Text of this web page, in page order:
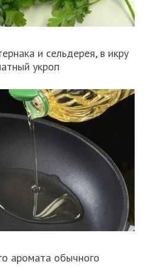
и сельдерея, в икру
укроп
аромата обычного